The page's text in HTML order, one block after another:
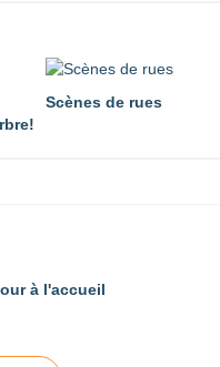
Scènes de rues
à l'accueil